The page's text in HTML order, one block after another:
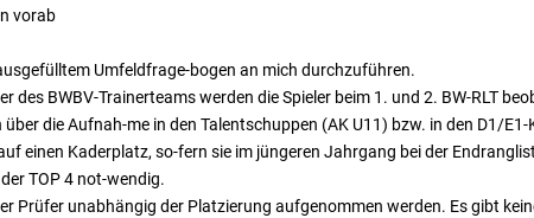
vorab
Umfeldfrage-bogen an mich durchzuführen.
des BWBV-Trainerteams werden die Spieler beim 1. und 2. BW-RLT
die Aufnah-me in den Talentschuppen (AK U11) bzw. in den D1/
einen Kaderplatz, so-fern sie im jüngeren Jahrgang bei der
TOP 4 not-wendig.
Prüfer unabhängig der Platzierung aufgenommen werden. Es gibt